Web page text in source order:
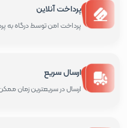
پرداخت آنلاین
پرداخت امن توسط درگاه به
ارسال سریع
ارسال در سریعترین زمان